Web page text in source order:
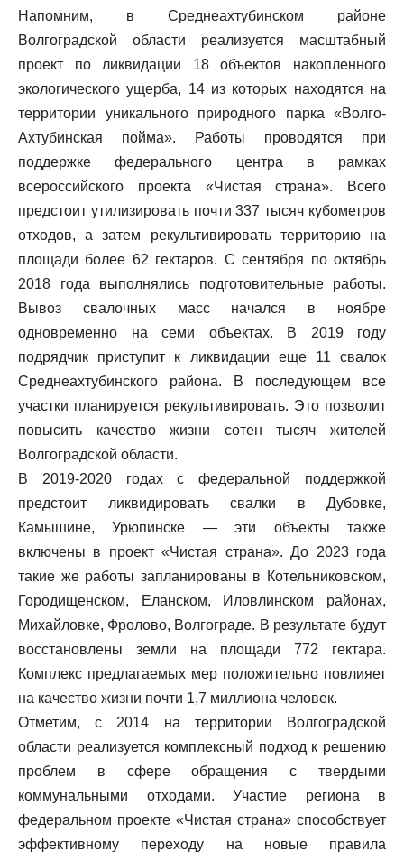
Напомним, в Среднеахтубинском районе
Волгоградской области реализуется масштабный
проект по ликвидации 18 объектов накопленного
экологического ущерба, 14 из которых находятся на
территории уникального природного парка «Волго-
Ахтубинская пойма». Работы проводятся при
поддержке федерального центра в рамках
всероссийского проекта «Чистая страна». Всего
предстоит утилизировать почти 337 тысяч кубометров
отходов, а затем рекультивировать территорию на
площади более 62 гектаров. С сентября по октябрь
2018 года выполнялись подготовительные работы.
Вывоз свалочных масс начался в ноябре
одновременно на семи объектах. В 2019 году
подрядчик приступит к ликвидации еще 11 свалок
Среднеахтубинского района. В последующем все
участки планируется рекультивировать. Это позволит
повысить качество жизни сотен тысяч жителей
Волгоградской области.
В 2019-2020 годах с федеральной поддержкой
предстоит ликвидировать свалки в Дубовке,
Камышине, Урюпинске — эти объекты также
включены в проект «Чистая страна». До 2023 года
такие же работы запланированы в Котельниковском,
Городищенском, Еланском, Иловлинском районах,
Михайловке, Фролово, Волгограде. В результате будут
восстановлены земли на площади 772 гектара.
Комплекс предлагаемых мер положительно повлияет
на качество жизни почти 1,7 миллиона человек.
Отметим, с 2014 на территории Волгоградской
области реализуется комплексный подход к решению
проблем в сфере обращения с твердыми
коммунальными отходами. Участие региона в
федеральном проекте «Чистая страна» способствует
эффективному переходу на новые правила